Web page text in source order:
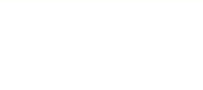
李대통령, ISA 개